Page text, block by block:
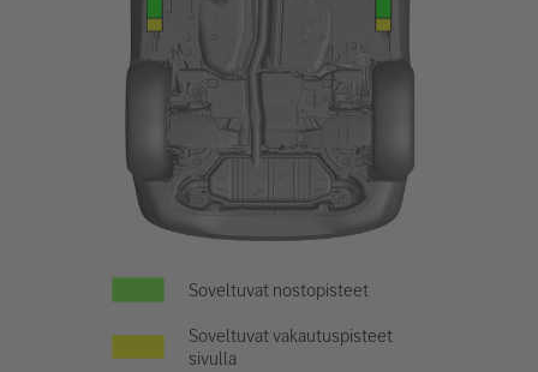
Soveltuvat nostopisteet
Soveltuvat vakautuspisteet
sivulla